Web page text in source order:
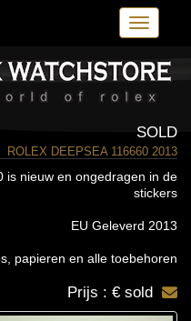
Toggle
SOLD
ROLEX DEEPSEA 116660 2013
is nieuw en ongedragen in de
stickers
EU Geleverd 2013
papieren en alle toebehoren
Prijs : € sold